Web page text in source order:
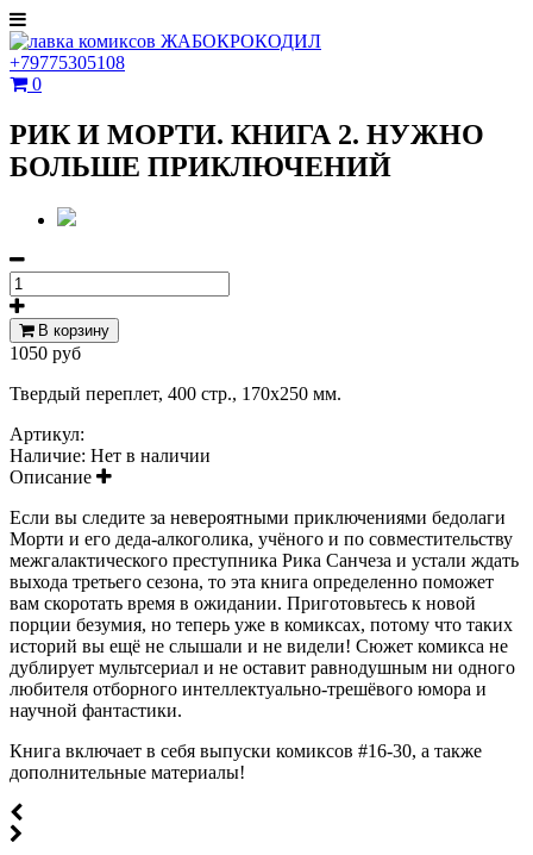
+79775305108
0
РИК И МОРТИ. КНИГА 2. НУЖНО
БОЛЬШЕ ПРИКЛЮЧЕНИЙ
В корзину
1050 руб
Твердый переплет, 400 стр., 170х250 мм.
Артикул:
Наличие: Нет в наличии
Описание
Если вы следите за невероятными приключениями бедолаги
Морти и его деда-алкоголика, учёного и по совместительству
межгалактического преступника Рика Санчеза и устали ждать
выхода третьего сезона, то эта книга определенно поможет
вам скоротать время в ожидании. Приготовьтесь к новой
порции безумия, но теперь уже в комиксах, потому что таких
историй вы ещё не слышали и не видели! Сюжет комикса не
дублирует мультсериал и не оставит равнодушным ни одного
любителя отборного интеллектуально-трешёвого юмора и
научной фантастики.
Книга включает в себя выпуски комиксов #16-30, а также
дополнительные материалы!